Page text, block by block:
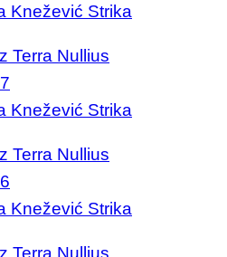
Knežević Strika
Knežević Strika
Knežević Strika